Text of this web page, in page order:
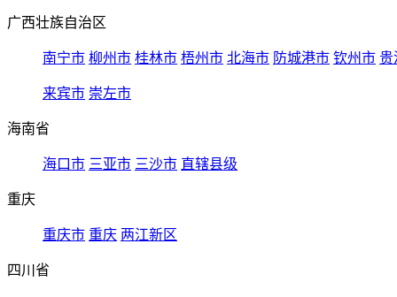
广西壮族自治区
南宁市 柳州市 桂林市 梧州市 北海市 防城港市 钦州市 贵
来宾市 崇左市
海南省
海口市 三亚市 三沙市 直辖县级
重庆
重庆市 重庆 两江新区
四川省